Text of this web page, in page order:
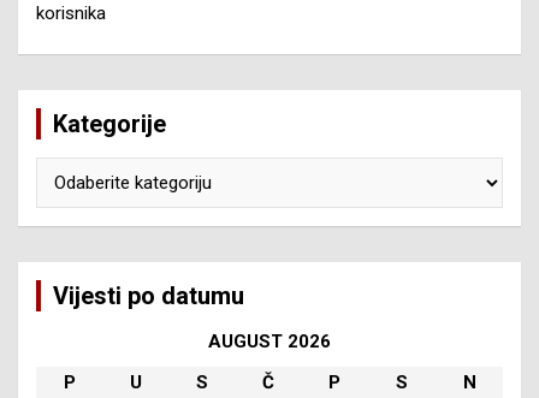
korisnika
Kategorije
Vijesti po datumu
AUGUST 2026
P
U S Č P S
N